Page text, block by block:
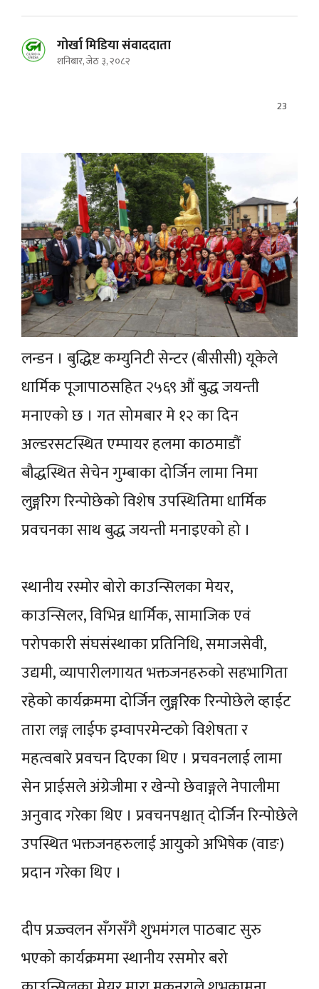
गोर्खा मिडिया संवाददाता
शनिबार, जेठ ३, २०८२
23
लन्डन । बुद्धिष्ट कम्युनिटी सेन्टर (बीसीसी) यूकेले
धार्मिक पूजापाठसहित २५६९ औं बुद्ध जयन्ती
मनाएको छ । गत सोमबार मे १२ का दिन
अल्डरसटस्थित एम्पायर हलमा काठमाडौं
बौद्धस्थित सेचेन गुम्बाका दोर्जिन लामा निमा
लुङ्गरिग रिन्पोछेको विशेष उपस्थितिमा धार्मिक
प्रवचनका साथ बुद्ध जयन्ती मनाइएको हो ।
स्थानीय रस्मोर बोरो काउन्सिलका मेयर,
काउन्सिलर, विभिन्न धार्मिक, सामाजिक एवं
परोपकारी संघसंस्थाका प्रतिनिधि, समाजसेवी,
उद्यमी, व्यापारीलगायत भक्तजनहरुको सहभागिता
रहेको कार्यक्रममा दोर्जिन लुङ्गरिक रिन्पोछेले व्हाईट
तारा लङ्ग लाईफ इम्वापरमेन्टको विशेषता र
महत्वबारे प्रवचन दिएका थिए । प्रचवनलाई लामा
सेन प्राईसले अंग्रेजीमा र खेन्पो छेवाङ्गले नेपालीमा
अनुवाद गरेका थिए । प्रवचनपश्चात् दोर्जिन रिन्पोछेले
उपस्थित भक्तजनहरुलाई आयुको अभिषेक (वाङ)
प्रदान गरेका थिए ।
दीप प्रज्ज्वलन सँगसँगै शुभमंगल पाठबाट सुरु
भएको कार्यक्रममा स्थानीय रसमोर बरो